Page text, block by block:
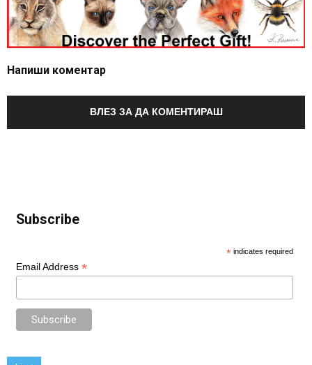
Напиши коментар
ВЛЕЗ ЗА ДА КОМЕНТИРАШ
Subscribe
* indicates required
Email Address *